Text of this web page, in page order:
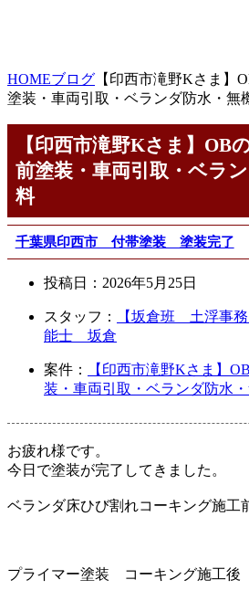
HOMEブログ 【印西市滝野Kさま】
塗装・車両引取・ベランダ防水・無
【印西市滝野Kさま】OB
前塗装・車両引取・ベラ
料
千葉県印西市 付帯塗装 塗装完了
投稿日： 2026年5月25日
スタッフ：
【坂倉班 土浮事
能士 坂倉
案件：
【印西市滝野Kさま】
装・車両引取・ベランダ防水
お疲れ様です。
今日で塗装が完了してきました。
ベランダ床ひび割れコーキング施工
プライマー塗装 コーキング施工後